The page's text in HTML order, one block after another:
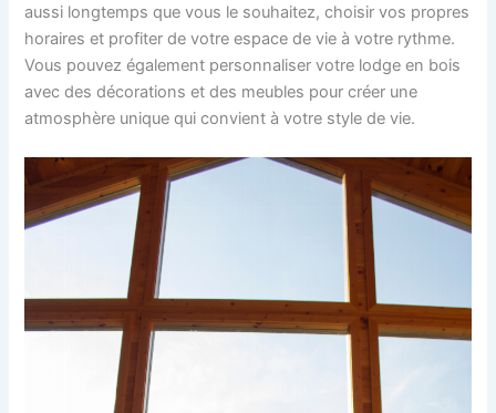
aussi longtemps que vous le souhaitez, choisir vos propres
horaires et profiter de votre espace de vie à votre rythme.
Vous pouvez également personnaliser votre lodge en bois
avec des décorations et des meubles pour créer une
atmosphère unique qui convient à votre style de vie.